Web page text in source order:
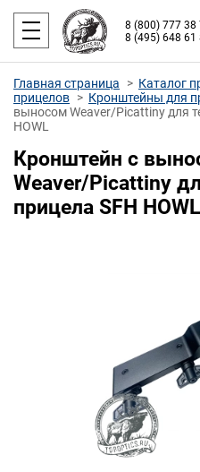
8 (800) 777 38
8 (495) 648 61
Главная страница Каталог
прицелов
Кронштейны для
выносом Weaver/Picattiny для
HOWL
Кронштейн с
Weaver/Picattiny
прицела SFH HOWL